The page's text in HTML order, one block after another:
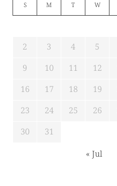
S M T W
2
3 4 5
9
10 11 12
16
17 18 19
23
24 25 26
30
31
« Jul